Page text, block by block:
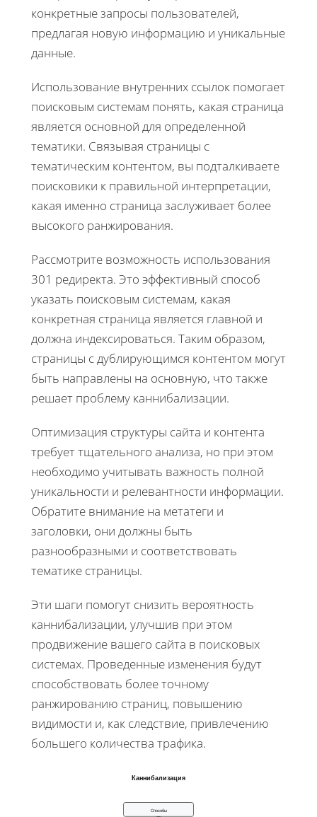
конкретные запросы пользователей,
предлагая новую информацию и уникальные
данные.
Использование внутренних ссылок помогает
поисковым системам понять, какая страница
является основной для определенной
тематики. Связывая страницы с
тематическим контентом, вы подталкиваете
поисковики к правильной интерпретации,
какая именно страница заслуживает более
высокого ранжирования.
Рассмотрите возможность использования
301 редиректа. Это эффективный способ
указать поисковым системам, какая
конкретная страница является главной и
должна индексироваться. Таким образом,
страницы с дублирующимся контентом могут
быть направлены на основную, что также
решает проблему каннибализации.
Оптимизация структуры сайта и контента
требует тщательного анализа, но при этом
необходимо учитывать важность полной
уникальности и релевантности информации.
Обратите внимание на метатеги и
заголовки, они должны быть
разнообразными и соответствовать
тематике страницы.
Эти шаги помогут снизить вероятность
каннибализации, улучшив при этом
продвижение вашего сайта в поисковых
системах. Проведенные изменения будут
способствовать более точному
ранжированию страниц, повышению
видимости и, как следствие, привлечению
большего количества трафика.
Каннибализация
Способы